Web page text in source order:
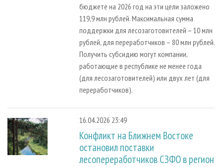
бюджете на 2026 год на эти цели заложено
119,9 млн рублей. Максимальная сумма
поддержки для лесозаготовителей – 10 млн
рублей, для переработчиков – 80 млн рублей.
Получить субсидию могут компании,
работающие в республике не менее года
(для лесозаготовителей) или двух лет (для
переработчиков).
16.04.2026 23:49
Конфликт на Ближнем Востоке
остановил поставки
лесопереработчиков СЗФО в регион